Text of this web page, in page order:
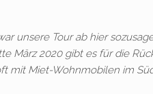
unsere Tour ab hier
März 2020 gibt es für die
mit Miet-Wohnmobilen im